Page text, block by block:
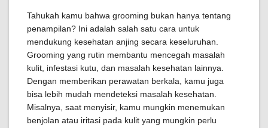
Tahukah kamu bahwa grooming bukan hanya tentang
penampilan? Ini adalah salah satu cara untuk
mendukung kesehatan anjing secara keseluruhan.
Grooming yang rutin membantu mencegah masalah
kulit, infestasi kutu, dan masalah kesehatan lainnya.
Dengan memberikan perawatan berkala, kamu juga
bisa lebih mudah mendeteksi masalah kesehatan.
Misalnya, saat menyisir, kamu mungkin menemukan
benjolan atau iritasi pada kulit yang mungkin perlu